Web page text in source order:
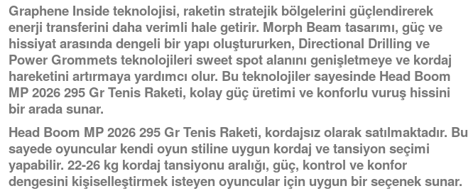
Graphene Inside teknolojisi, raketin stratejik bölgelerini güçlendirerek
enerji transferini daha verimli hale getirir. Morph Beam tasarımı, güç ve
hissiyat arasında dengeli bir yapı oluştururken, Directional Drilling ve
Power Grommets teknolojileri sweet spot alanını genişletmeye ve kordaj
hareketini artırmaya yardımcı olur. Bu teknolojiler sayesinde Head Boom
MP 2026 295 Gr Tenis Raketi, kolay güç üretimi ve konforlu vuruş hissini
bir arada sunar.
Head Boom MP 2026 295 Gr Tenis Raketi, kordajsız olarak satılmaktadır. Bu
sayede oyuncular kendi oyun stiline uygun kordaj ve tansiyon seçimi
yapabilir. 22-26 kg kordaj tansiyonu aralığı, güç, kontrol ve konfor
dengesini kişiselleştirmek isteyen oyuncular için uygun bir seçenek sunar.